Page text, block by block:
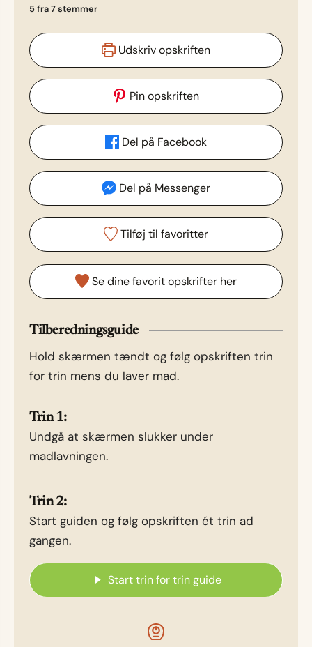
5fra7stemmer
Udskriv opskriften
Pin opskriften
Del på Facebook
Del på Messenger
Tilføj til favoritter
Se dine favorit opskrifter her
Tilberedningsguide
Hold skærmen tændt og følg opskriften trin
for trin mens du laver mad.
Trin 1:
Undgå at skærmen slukker under
madlavningen.
Trin 2:
Start guiden og følg opskriften ét trin ad
gangen.
Start trin for trin guide